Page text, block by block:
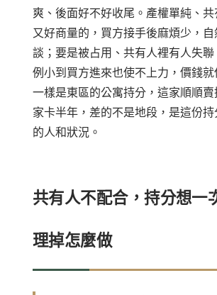
爽、後面好不好收尾。產權單純、共
又好商量的，買方接手後麻煩少，自
談；要是被占用、共有人裡有人失聯
例小到買方進來也使不上力，價錢就
一樣是東區的公寓持分，這家順順賣
家卡半年，差的不是地段，是這份持
的人和狀況。
共有人不配合，持分想一
理掉怎麼做